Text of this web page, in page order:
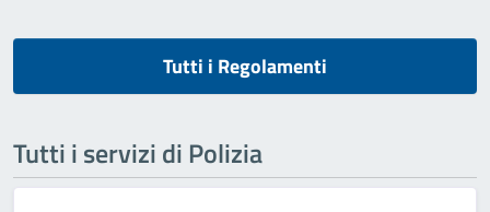
Tutti i Regolamenti
Tutti i servizi di Polizia